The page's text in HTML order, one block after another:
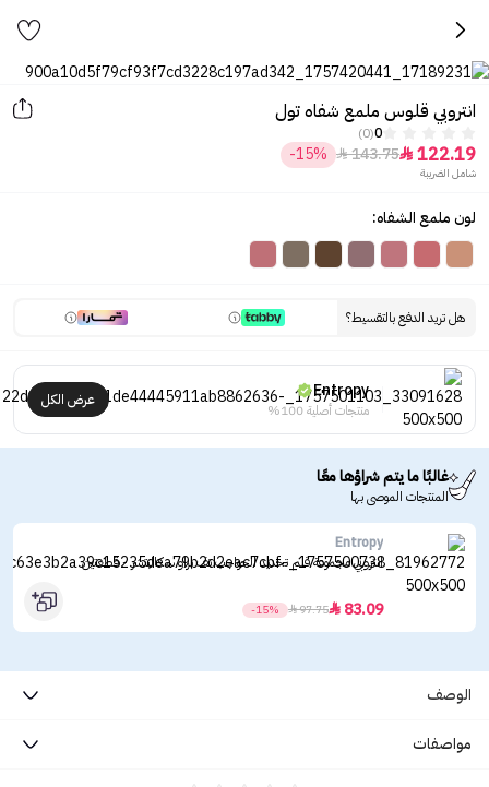
انتروبي قلوس ملمع شفاه تول
0
(0)
122.19

143.75

-15%
شامل الضريبة
لون ملمع الشفاه:
هل تريد الدفع بالتقسيط؟
Entropy
منتجات أصلية 100%
عرض الكل
غالبًا ما يتم شراؤها معًا
المنتجات الموصى بها
Entropy
انتروبي مجموعة قلم تحديد الحواجب تف براو سكالبتشر - قطعتين
83.09

97.75

-15%
الوصف
مواصفات